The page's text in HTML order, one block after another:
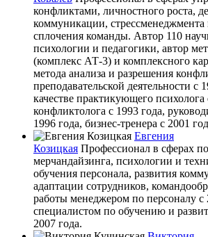
конфликтами, личностного роста,
коммуникации, стрессменеджмента
сплочения команды. Автор 110
психологии и педагогики, автор
(комплекс АТ-3) и комплексного
метода анализа и разрешения
преподавательской деятельности с
качестве практикующего психолога
конфликтолога с 1993 года,
1996 года, бизнес-тренера с 2001
Евгения
Козицкая Профессионал в сферах
мерчандайзинга, психологии и
обучения персонала, развития
адаптации сотрудников,
работы менеджером по персоналу с
специалистом по обучению и
2007 года.